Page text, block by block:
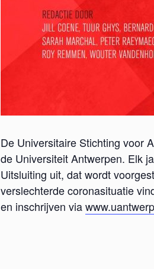
De Universitaire Stichting voor
de Universiteit Antwerpen. Elk
Uitsluiting uit, dat wordt
verslechterde coronasituatie
en inschrijven via